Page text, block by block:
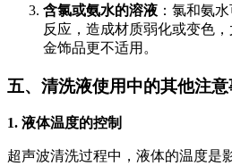
含氯或氨水的溶液 ：氯和氨
反应，造成材质弱化或变色
金饰品更不适用。
五、清洗液使用中的其他注
1. 液体温度的控制
超声波清洗过程中，液体的温度是